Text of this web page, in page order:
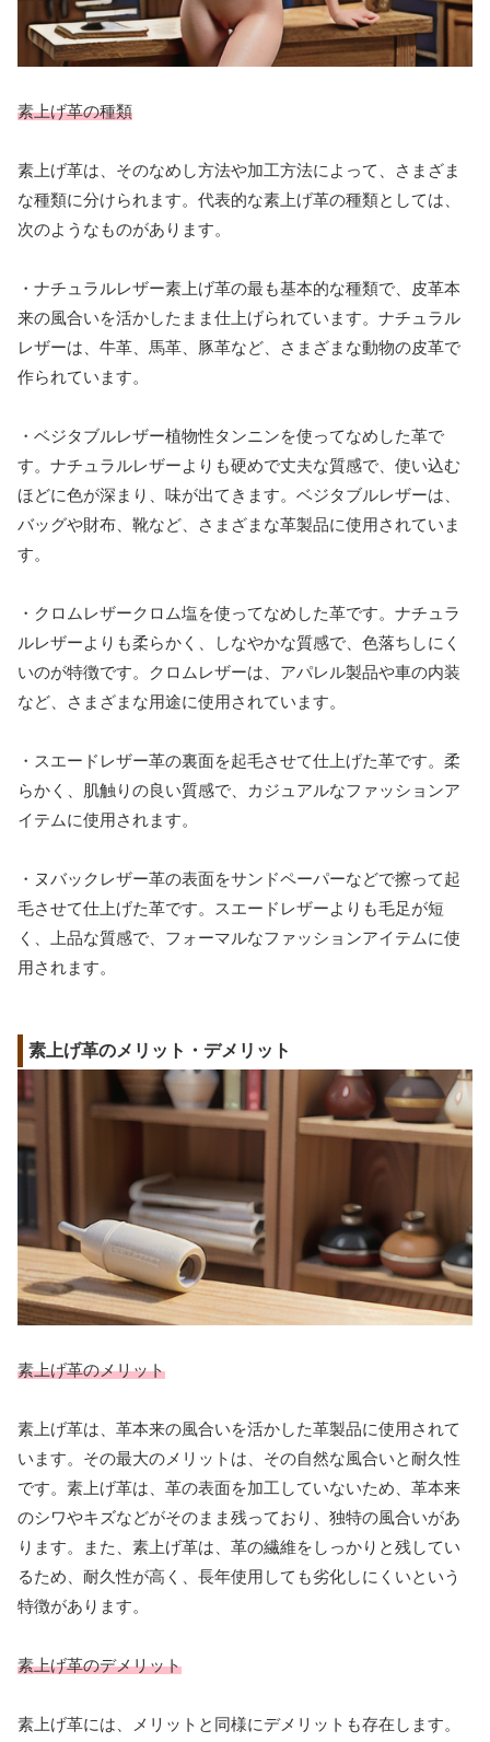
素上げ革の種類
素上げ革は、そのなめし方法や加工方法によって、さまざま
な種類に分けられます。代表的な素上げ革の種類としては、
次のようなものがあります。
・ナチュラルレザー素上げ革の最も基本的な種類で、皮革本
来の風合いを活かしたまま仕上げられています。ナチュラル
レザーは、牛革、馬革、豚革など、さまざまな動物の皮革で
作られています。
・ベジタブルレザー植物性タンニンを使ってなめした革で
す。ナチュラルレザーよりも硬めで丈夫な質感で、使い込む
ほどに色が深まり、味が出てきます。ベジタブルレザーは、
バッグや財布、靴など、さまざまな革製品に使用されていま
す。
・クロムレザークロム塩を使ってなめした革です。ナチュラ
ルレザーよりも柔らかく、しなやかな質感で、色落ちしにく
いのが特徴です。クロムレザーは、アパレル製品や車の内装
など、さまざまな用途に使用されています。
・スエードレザー革の裏面を起毛させて仕上げた革です。柔
らかく、肌触りの良い質感で、カジュアルなファッションア
イテムに使用されます。
・ヌバックレザー革の表面をサンドペーパーなどで擦って起
毛させて仕上げた革です。スエードレザーよりも毛足が短
く、上品な質感で、フォーマルなファッションアイテムに使
用されます。
素上げ革のメリット・デメリット
素上げ革のメリット
素上げ革は、革本来の風合いを活かした革製品に使用されて
います。その最大のメリットは、その自然な風合いと耐久性
です。素上げ革は、革の表面を加工していないため、革本来
のシワやキズなどがそのまま残っており、独特の風合いがあ
ります。また、素上げ革は、革の繊維をしっかりと残してい
るため、耐久性が高く、長年使用しても劣化しにくいという
特徴があります。
素上げ革のデメリット
素上げ革には、メリットと同様にデメリットも存在します。